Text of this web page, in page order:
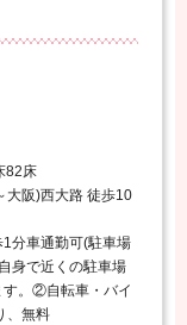
82床
大阪)西大路 徒歩10
分車通勤可(駐車場
身で近くの駐車場
す。②自転車・バイ
、無料